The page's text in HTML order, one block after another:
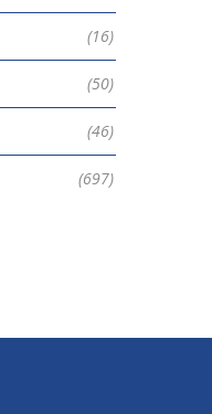
(16)
(50)
(46)
(697)